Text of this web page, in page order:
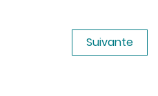
Suivante